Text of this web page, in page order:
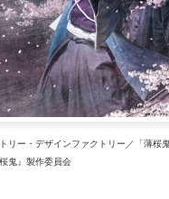
リー・デザインファクトリー／「薄桜
鬼』製作委員会